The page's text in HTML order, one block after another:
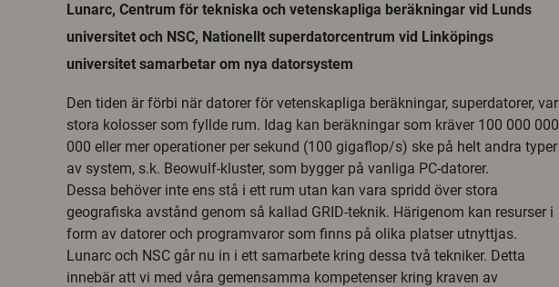
Lunarc, Centrum för tekniska och vetenskapliga beräkningar vid Lunds
universitet och NSC, Nationellt superdatorcentrum vid Linköpings
universitet samarbetar om nya datorsystem
Den tiden är förbi när datorer för vetenskapliga beräkningar, superdatorer, var
stora kolosser som fyllde rum. Idag kan beräkningar som kräver 100 000 000
000 eller mer operationer per sekund (100 gigaflop/s) ske på helt andra typer
av system, s.k. Beowulf-kluster, som bygger på vanliga PC-datorer.
Dessa behöver inte ens stå i ett rum utan kan vara spridd över stora
geografiska avstånd genom så kallad GRID-teknik. Härigenom kan resurser i
form av datorer och programvaror som finns på olika platser utnyttjas.
Lunarc och NSC går nu in i ett samarbete kring dessa två tekniker. Detta
innebär att vi med våra gemensamma kompetenser kring kraven av